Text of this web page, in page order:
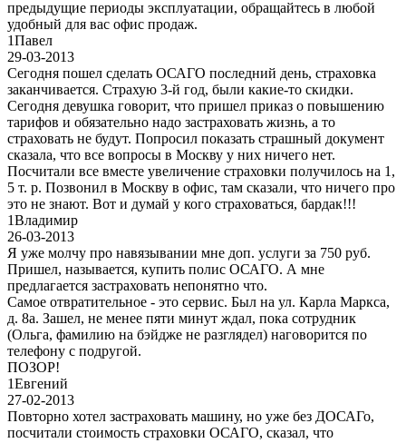
предыдущие периоды эксплуатации, обращайтесь в любой
удобный для вас офис продаж.
1Павел
29-03-2013
Сегодня пошел сделать ОСАГО последний день, страховка
заканчивается. Страхую 3-й год, были какие-то скидки.
Сегодня девушка говорит, что пришел приказ о повышению
тарифов и обязательно надо застраховать жизнь, а то
страховать не будут. Попросил показать страшный документ
сказала, что все вопросы в Москву у них ничего нет.
Посчитали все вместе увеличение страховки получилось на 1,
5 т. р. Позвонил в Москву в офис, там сказали, что ничего про
это не знают. Вот и думай у кого страховаться, бардак!!!
1Владимир
26-03-2013
Я уже молчу про навязывании мне доп. услуги за 750 руб.
Пришел, называется, купить полис ОСАГО. А мне
предлагается застраховать непонятно что.
Самое отвратительное - это сервис. Был на ул. Карла Маркса,
д. 8а. Зашел, не менее пяти минут ждал, пока сотрудник
(Ольга, фамилию на бэйдже не разглядел) наговорится по
телефону с подругой.
ПОЗОР!
1Евгений
27-02-2013
Повторно хотел застраховать машину, но уже без ДОСАГо,
посчитали стоимость страховки ОСАГО, сказал, что